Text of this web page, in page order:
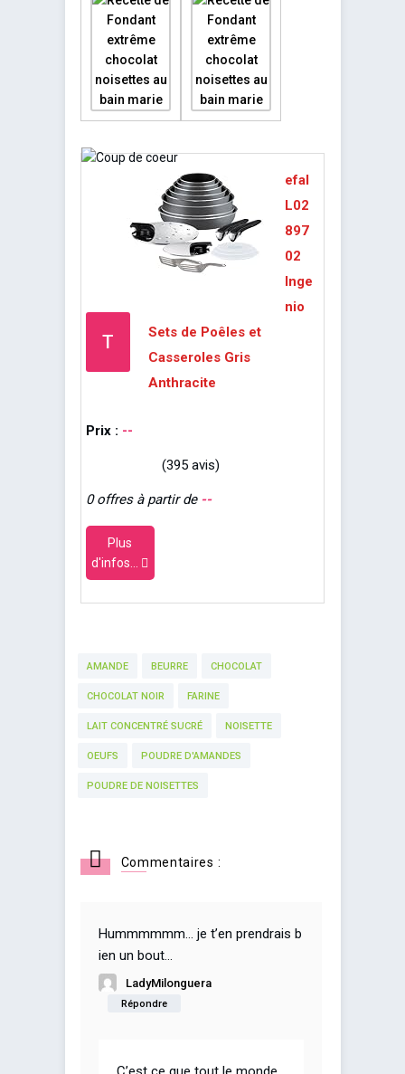
T
efal
L02
897
02
Inge
nio
Sets de Poêles et
Casseroles Gris
Anthracite
Prix : --
(395 avis)
0 offres à partir de --
Plus
d'infos...
AMANDE BEURRE CHOCOLAT
CHOCOLAT NOIR FARINE
LAIT CONCENTRÉ SUCRÉ NOISETTE
OEUFS POUDRE D'AMANDES
POUDRE DE NOISETTES
Commentaires :
Hummmmmm… je t’en prendrais b
ien un bout…
LadyMilonguera
Répondre